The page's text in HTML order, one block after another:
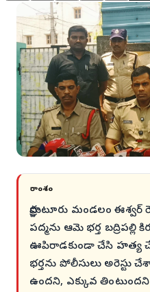
సారాంశం
ప్రొద్దుటూరు మండలం
పద్మను ఆమె భర్త
ఊపిరాడకుండా చేసి హత్య
భర్తను పోలీసులు అరెస్టు
ఉందని, ఎక్కువ